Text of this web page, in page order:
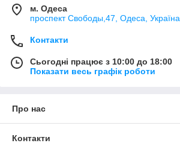
м. Одеса
проспект Свободы,47, Одеса, Україна
Контакти
Сьогодні працює з 10:00 до 18:00
Показати весь графік роботи
Про нас
Контакти